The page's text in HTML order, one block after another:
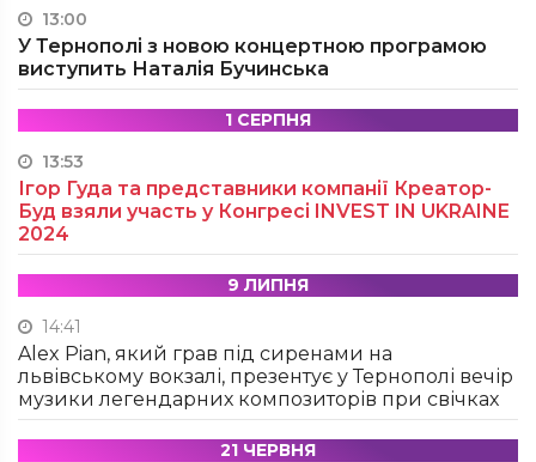
13:00
У Тернополі з новою концертною програмою
виступить Наталія Бучинська
1 СЕРПНЯ
13:53
Ігор Гуда та представники компанії Креатор-
Буд взяли участь у Конгресі INVEST IN UKRAINE
2024
9 ЛИПНЯ
14:41
Alex Pian, який грав під сиренами на
львівському вокзалі, презентує у Тернополі вечір
музики легендарних композиторів при свічках
21 ЧЕРВНЯ